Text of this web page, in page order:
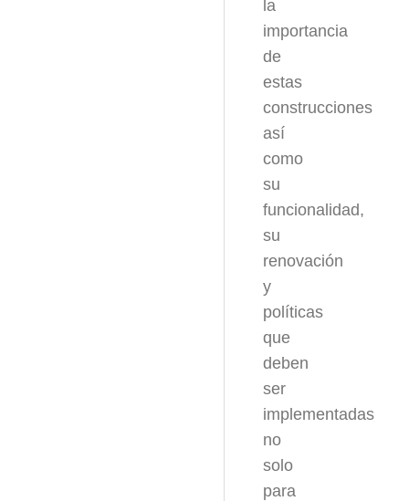
la
importancia
de
estas
construcciones
así
como
su
funcionalidad,
su
renovación
y
políticas
que
deben
ser
implementadas
no
solo
para